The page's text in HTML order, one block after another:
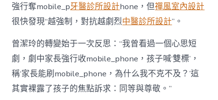
強行奪mobile_p牙醫診所設計hone，但禪風室內設計
很快發現“越強制，對抗越劇烈中醫診所設計”。
曾潔玲的轉變始于一次反思：“我曾看過一個心思短
劇，劇中家長強行收mobile_phone，孩子喊‘雙標’，
稱‘家長能刷mobile_phone，為什么我不克不及？’這
其實裸露了孩子的焦點訴求：同等與尊敬。”